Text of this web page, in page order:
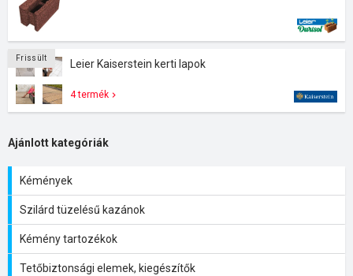
Frissült Leier Kaiserstein kerti lapok
4 termék
Ajánlott kategóriák
Kémények
Szilárd tüzelésű kazánok
Kémény tartozékok
Tetőbiztonsági elemek, kiegészítők